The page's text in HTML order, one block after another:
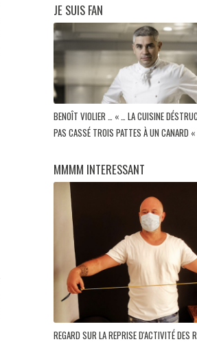
JE SUIS FAN
BENOÎT VIOLIER … « … LA CUISINE
PAS CASSÉ TROIS PATTES À UN CANARD «
MMMM INTERESSANT
REGARD SUR LA REPRISE D'ACTIVITÉ DES